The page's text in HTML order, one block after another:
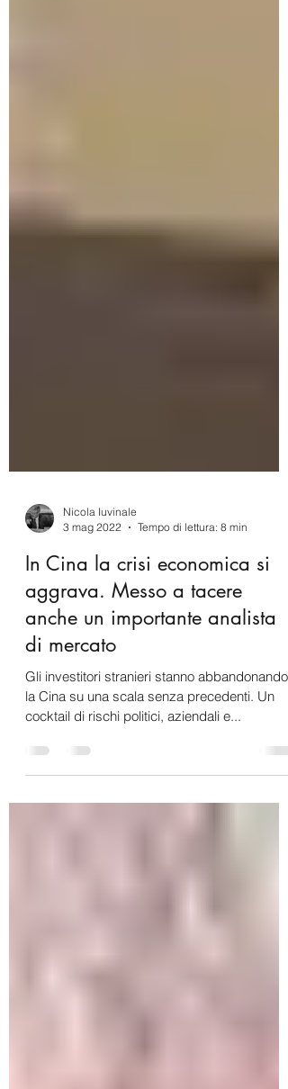
Nicola Iuvinale
3 mag 2022
Tempo di lettura: 8 min
In Cina la crisi economica si
aggrava. Messo a tacere
di mercato
Gli investitori stranieri stanno abbandonando
cocktail di rischi politici, aziendali e...